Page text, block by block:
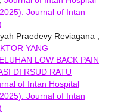
Journal of Intan
Praedevy Reviagana ,
YANG
LOW BACK PAIN
DI RSUD RATU
of Intan Hospital
Journal of Intan